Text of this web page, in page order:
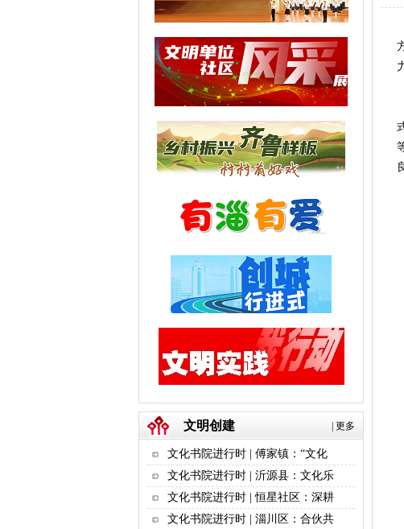
更多
文明创建
文化书院进行时 | 傅家镇：“文化
文化书院进行时 | 沂源县：文化乐
文化书院进行时 | 恒星社区：深耕
文化书院进行时 | 淄川区：合伙共